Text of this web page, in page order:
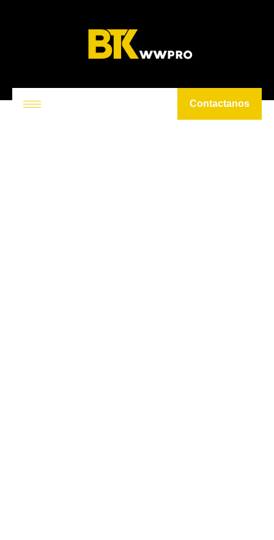
Contactanos